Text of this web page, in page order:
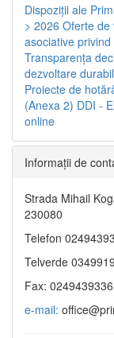
Dispoziţii ale
> 2026 Oferte de
asociative
Transparenţa
dezvoltare
Proiecte de
(Anexa 2) DDI -
online
Informaţii de
Strada Mihail
230080
Telefon
Telverde 0349919
Fax: 0249439336
e-mail: